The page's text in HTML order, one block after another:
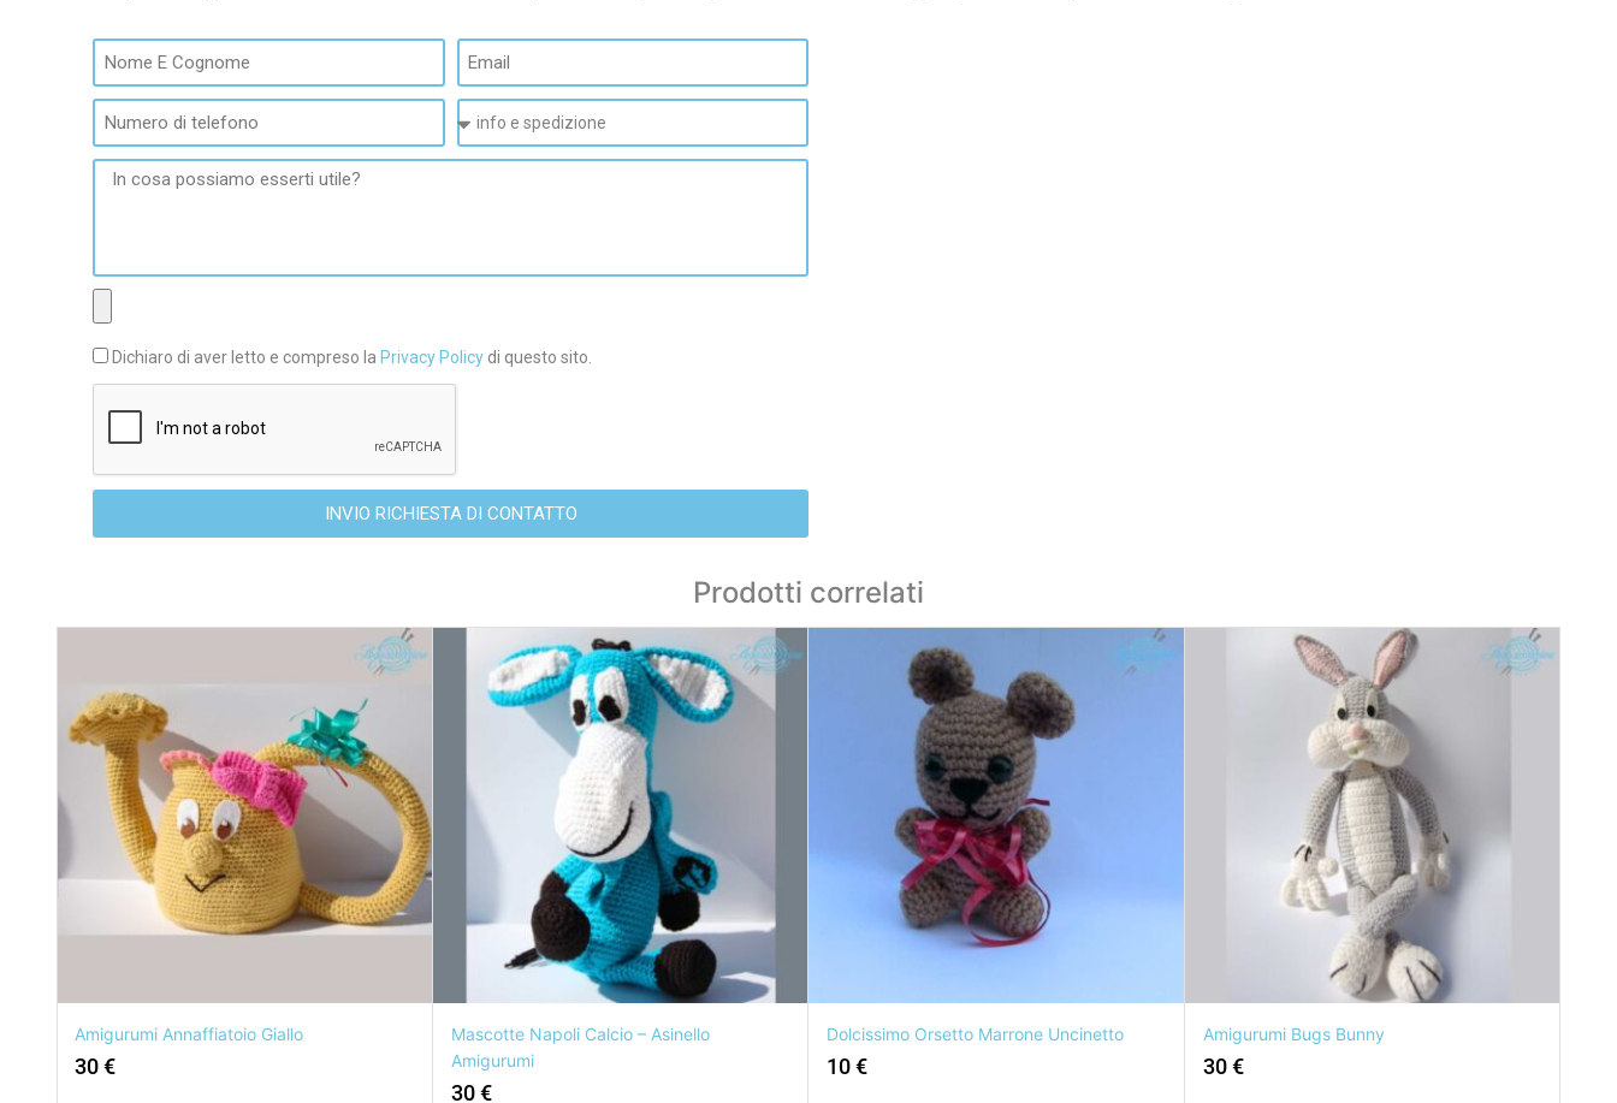
Dichiaro di aver letto e compreso la Privacy Policy di questo sito.
INVIO RICHIESTA DI CONTATTO
Prodotti correlati
Amigurumi Annaffiatoio Giallo
30€
Mascotte Napoli Calcio – Asinello
Amigurumi
30€
Dolcissimo Orsetto Marrone Uncinetto
10€
Amigurumi Bugs Bunny
30€